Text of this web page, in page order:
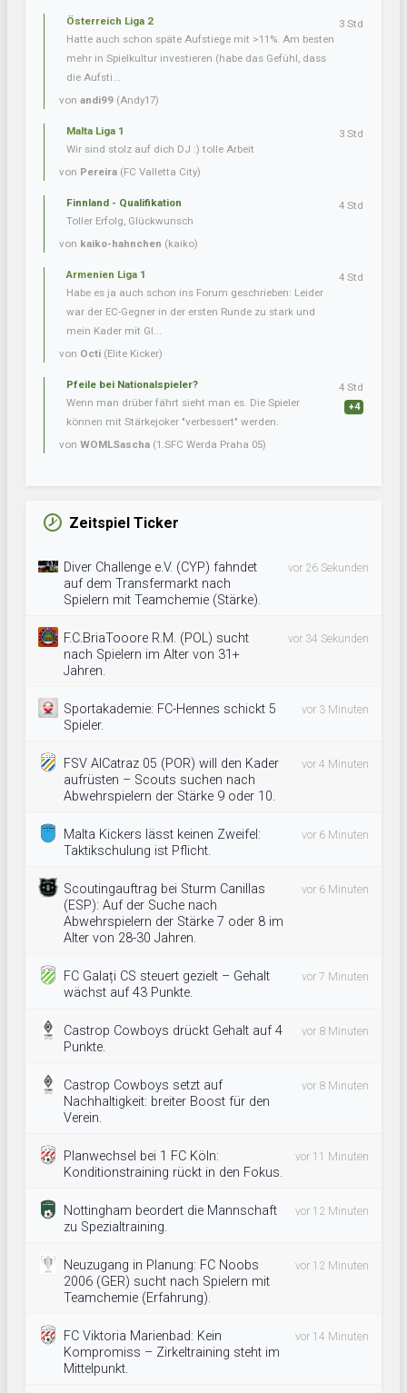
Österreich Liga 2
Hatte auch schon späte Aufstiege mit >11%. Am besten
mehr in Spielkultur investieren (habe das Gefühl, dass
die Aufsti...
von andi99 (Andy17)
3 Std
Malta Liga 1
Wir sind stolz auf dich DJ :) tolle Arbeit
von Pereira (FC Valletta City)
3 Std
Finnland - Qualifikation
Toller Erfolg, Glückwunsch
von kaiko-hahnchen (kaiko)
4 Std
Armenien Liga 1
Habe es ja auch schon ins Forum geschrieben: Leider
war der EC-Gegner in der ersten Runde zu stark und
mein Kader mit Gl...
von Octi (Elite Kicker)
4 Std
Pfeile bei Nationalspieler?
Wenn man drüber fährt sieht man es. Die Spieler
können mit Stärkejoker "verbessert" werden.
von WOMLSascha (1.SFC Werda Praha 05)
4 Std
+4
Zeitspiel Ticker
Diver Challenge e.V. (CYP) fahndet
auf dem Transfermarkt nach
Spielern mit Teamchemie (Stärke).
vor 26 Sekunden
F.C.BriaTooore R.M. (POL) sucht
nach Spielern im Alter von 31+
Jahren.
vor 34 Sekunden
Sportakademie: FC-Hennes schickt 5
Spieler.
vor 3 Minuten
FSV AlCatraz 05 (POR) will den Kader
aufrüsten – Scouts suchen nach
Abwehrspielern der Stärke 9 oder 10.
vor 4 Minuten
Malta Kickers lässt keinen Zweifel:
Taktikschulung ist Pflicht.
vor 6 Minuten
Scoutingauftrag bei Sturm Canillas
(ESP): Auf der Suche nach
Abwehrspielern der Stärke 7 oder 8 im
Alter von 28-30 Jahren.
vor 6 Minuten
FC Galați CS steuert gezielt – Gehalt
wächst auf 43 Punkte.
vor 7 Minuten
Castrop Cowboys drückt Gehalt auf 4
Punkte.
vor 8 Minuten
Castrop Cowboys setzt auf
Nachhaltigkeit: breiter Boost für den
Verein.
vor 8 Minuten
Planwechsel bei 1 FC Köln:
Konditionstraining rückt in den Fokus.
vor 11 Minuten
Nottingham beordert die Mannschaft
zu Spezialtraining.
vor 12 Minuten
Neuzugang in Planung: FC Noobs
2006 (GER) sucht nach Spielern mit
Teamchemie (Erfahrung).
vor 12 Minuten
FC Viktoria Marienbad: Kein
Kompromiss – Zirkeltraining steht im
Mittelpunkt.
vor 14 Minuten